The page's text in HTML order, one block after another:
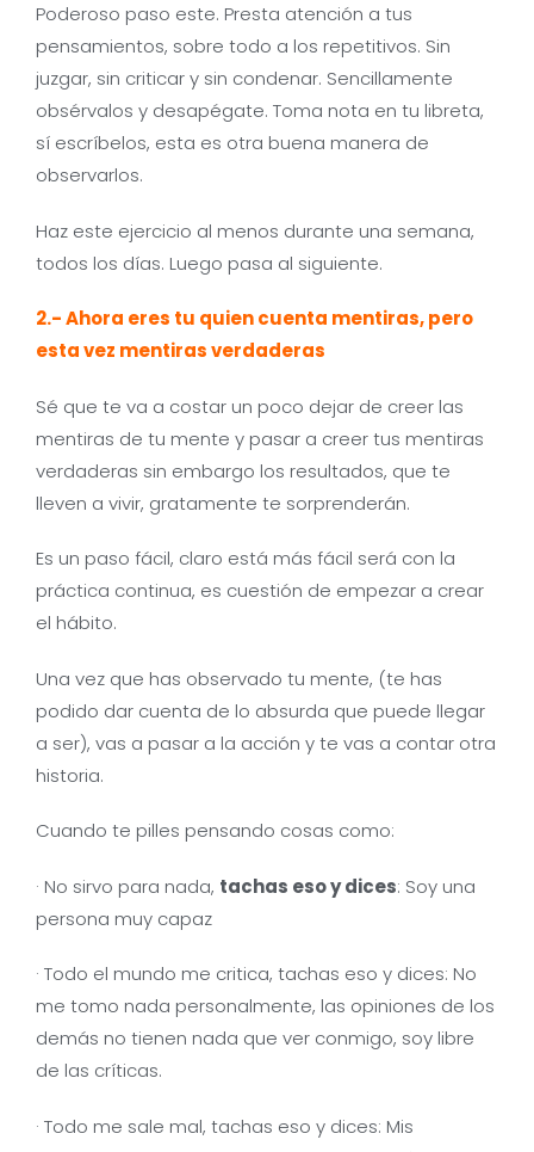
Poderoso paso este. Presta atención a tus
pensamientos, sobre todo a los repetitivos. Sin
juzgar, sin criticar y sin condenar. Sencillamente
obsérvalos y desapégate. Toma nota en tu libreta,
sí escríbelos, esta es otra buena manera de
observarlos.
Haz este ejercicio al menos durante una semana,
todos los días. Luego pasa al siguiente.
2.- Ahora eres tu quien cuenta mentiras, pero
esta vez mentiras verdaderas
Sé que te va a costar un poco dejar de creer las
mentiras de tu mente y pasar a creer tus mentiras
verdaderas sin embargo los resultados, que te
lleven a vivir, gratamente te sorprenderán.
Es un paso fácil, claro está más fácil será con la
práctica continua, es cuestión de empezar a crear
el hábito.
Una vez que has observado tu mente, (te has
podido dar cuenta de lo absurda que puede llegar
a ser), vas a pasar a la acción y te vas a contar otra
historia.
Cuando te pilles pensando cosas como:
· No sirvo para nada, tachas eso y dices: Soy una
persona muy capaz
· Todo el mundo me critica, tachas eso y dices: No
me tomo nada personalmente, las opiniones de los
demás no tienen nada que ver conmigo, soy libre
de las críticas.
· Todo me sale mal, tachas eso y dices: Mis